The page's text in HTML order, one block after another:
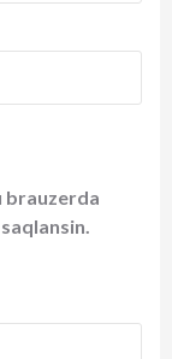
brauzerda